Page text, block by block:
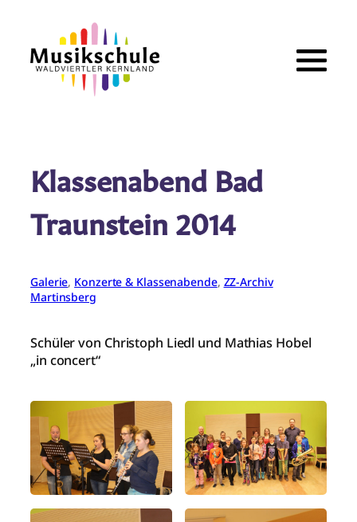
springen
Klassenabend Bad
Traunstein 2014
Galerie, Konzerte & Klassenabende, ZZ-Archiv
Martinsberg
Schüler von Christoph Liedl und Mathias Hobel
„in concert“